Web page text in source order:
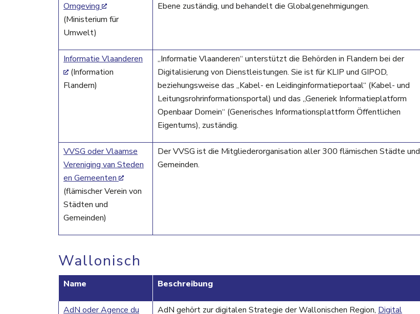
Omgeving
(Ministerium für
Umwelt)
Ebene zuständig, und behandelt die Globalgenehmigungen.
Informatie Vlaanderen
(Information
Flandern)
„Informatie Vlaanderen“ unterstützt die Behörden in Flandern bei der
Digitalisierung von Dienstleistungen. Sie ist für KLIP und GIPOD,
beziehungsweise das „Kabel- en Leidinginformatieportaal“ (Kabel- und
Leitungsrohrinformationsportal) und das „Generiek Informatieplatform
Openbaar Domein“ (Generisches Informationsplattform Öffentlichen
Eigentums), zuständig.
VVSG oder Vlaamse
Vereniging van Steden
en Gemeenten
(flämischer Verein von
Städten und
Gemeinden)
Der VVSG ist die Mitgliederorganisation aller 300 flämischen Städte und
Gemeinden.
Wallonisch
Name Beschreibung
AdN oder Agence du
AdN gehört zur digitalen Strategie der Wallonischen Region, Digital